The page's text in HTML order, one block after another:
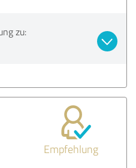
zu:
Empfehlung